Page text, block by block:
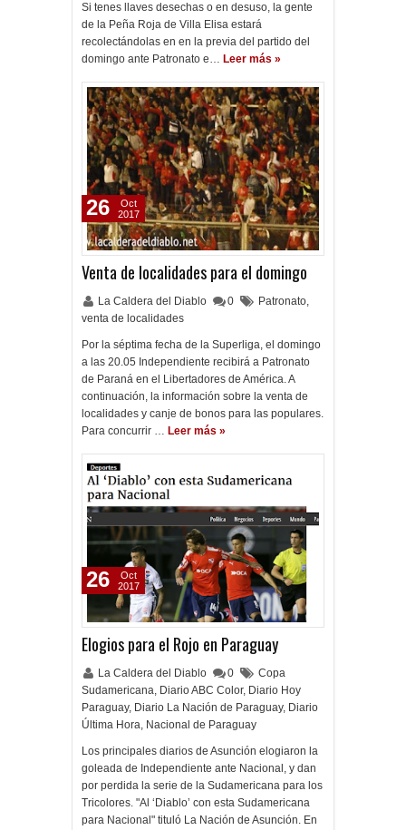
Si tenes llaves desechas o en desuso, la gente
de la Peña Roja de Villa Elisa estará
recolectándolas en en la previa del partido del
domingo ante Patronato e… Leer más »
Venta de localidades para el domingo
La Caldera del Diablo 0 Patronato,
venta de localidades
Por la séptima fecha de la Superliga, el domingo
a las 20.05 Independiente recibirá a Patronato
de Paraná en el Libertadores de América. A
continuación, la información sobre la venta de
localidades y canje de bonos para las populares.
Para concurrir … Leer más »
26
Oct
2017
Elogios para el Rojo en Paraguay
La Caldera del Diablo 0
Copa
Sudamericana, Diario ABC Color, Diario Hoy
Paraguay, Diario La Nación de Paraguay, Diario
Última Hora, Nacional de Paraguay
Los principales diarios de Asunción elogiaron la
goleada de Independiente ante Nacional, y dan
por perdida la serie de la Sudamericana para los
Tricolores. "Al ‘Diablo’ con esta Sudamericana
para Nacional" tituló La Nación de Asunción. En
26
Oct
2017